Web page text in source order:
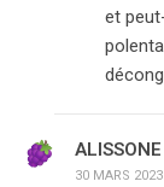
et
ALISSONE
30 MARS